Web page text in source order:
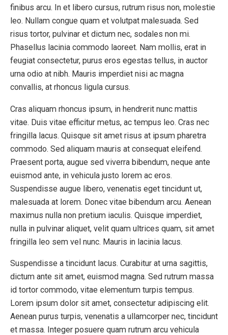
finibus arcu. In et libero cursus, rutrum risus non, molestie
leo. Nullam congue quam et volutpat malesuada. Sed
risus tortor, pulvinar et dictum nec, sodales non mi.
Phasellus lacinia commodo laoreet. Nam mollis, erat in
feugiat consectetur, purus eros egestas tellus, in auctor
urna odio at nibh. Mauris imperdiet nisi ac magna
convallis, at rhoncus ligula cursus.
Cras aliquam rhoncus ipsum, in hendrerit nunc mattis
vitae. Duis vitae efficitur metus, ac tempus leo. Cras nec
fringilla lacus. Quisque sit amet risus at ipsum pharetra
commodo. Sed aliquam mauris at consequat eleifend.
Praesent porta, augue sed viverra bibendum, neque ante
euismod ante, in vehicula justo lorem ac eros.
Suspendisse augue libero, venenatis eget tincidunt ut,
malesuada at lorem. Donec vitae bibendum arcu. Aenean
maximus nulla non pretium iaculis. Quisque imperdiet,
nulla in pulvinar aliquet, velit quam ultrices quam, sit amet
fringilla leo sem vel nunc. Mauris in lacinia lacus.
Suspendisse a tincidunt lacus. Curabitur at urna sagittis,
dictum ante sit amet, euismod magna. Sed rutrum massa
id tortor commodo, vitae elementum turpis tempus.
Lorem ipsum dolor sit amet, consectetur adipiscing elit.
Aenean purus turpis, venenatis a ullamcorper nec, tincidunt
et massa. Integer posuere quam rutrum arcu vehicula